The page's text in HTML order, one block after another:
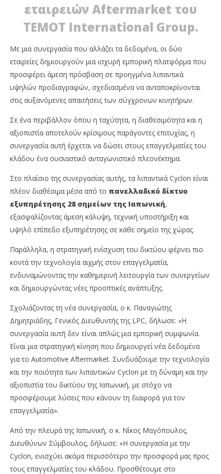
εταιρειών Aftermarket του
TEMOT International Group.
Με μια συνεργασία που αλλάζει τα δεδομένα, οι δύο
εταιρείες δημιουργούν μια ισχυρή εμπορική πλατφόρμα που
προσφέρει άμεση πρόσβαση σε προηγμένα λιπαντικά
υψηλών προδιαγραφών, σχεδιασμένα να ανταποκρίνονται
στις αυξανόμενες απαιτήσεις των σύγχρονων κινητήρων.
Σε ένα περιβάλλον όπου η ταχύτητα, η διαθεσιμότητα και η
αξιοπιστία αποτελούν κρίσιμους παράγοντες επιτυχίας, η
συνεργασία αυτή έρχεται να δώσει στους επαγγελματίες του
κλάδου ένα ουσιαστικό ανταγωνιστικό πλεονέκτημα.
Στο πλαίσιο της συνεργασίας αυτής, τα λιπαντικά Cyclon είναι
πλέον διαθέσιμα μέσα από το πανελλαδικό δίκτυο
εξυπηρέτησης 28 σημείων της Ιαπωνική,
εξασφαλίζοντας άμεση κάλυψη, τεχνική υποστήριξη και
υψηλό επίπεδο εξυπηρέτησης σε κάθε σημείο της χώρας.
Παράλληλα, η στρατηγική ενίσχυση του δικτύου φέρνει πιο
κοντά την τεχνολογία αιχμής στον επαγγελματία,
ενδυναμώνοντας την καθημερινή λειτουργία των συνεργείων
και δημιουργώντας νέες προοπτικές ανάπτυξης.
Σχολιάζοντας τη νέα συνεργασία, ο κ. Παναγιώτης
Δημητριάδης, Γενικός Διευθυντής της LPC, δήλωσε: «Η
συνεργασία αυτή δεν είναι απλώς μια εμπορική συμφωνία.
Είναι μια στρατηγική κίνηση που δημιουργεί νέα δεδομένα
για το Automotive Aftermarket. Συνδυάζουμε την τεχνολογία
και την ποιότητα των λιπαντικών Cyclon με τη δύναμη και την
αξιοπιστία του δικτύου της Ιαπωνική, με στόχο να
προσφέρουμε λύσεις που κάνουν τη διαφορά για τον
επαγγελματία».
Από την πλευρά της Ιαπωνική, ο κ. Νίκος Μαγόπουλος,
Διευθύνων Σύμβουλος, δήλωσε: «Η συνεργασία με την
Cyclon, ενισχύει ακόμα περισσότερο την προσφορά μας προς
τους επαγγελματίες του κλάδου. Προσθέτουμε στο